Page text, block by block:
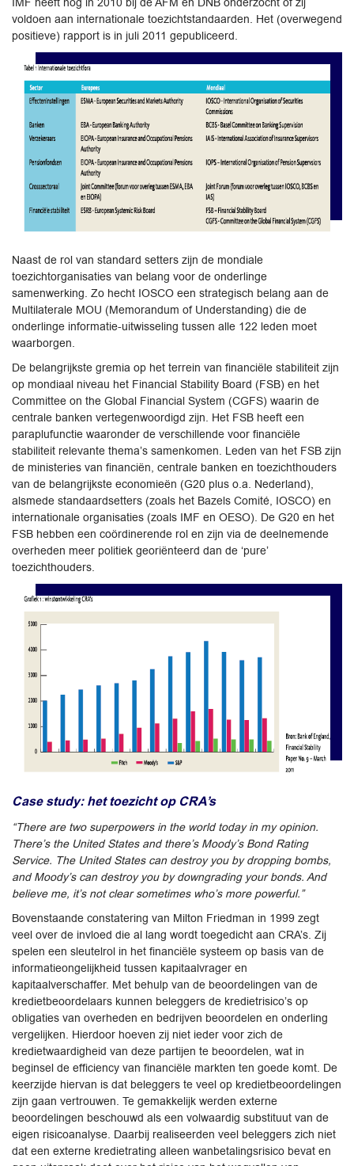
voldoen aan internationale toezichtstandaarden. Het (overwegend
positieve) rapport is in juli 2011 gepubliceerd.
Naast de rol van standard setters zijn de mondiale
toezichtorganisaties van belang voor de onderlinge
samenwerking. Zo hecht IOSCO een strategisch belang aan de
Multilaterale MOU (Memorandum of Understanding) die de
onderlinge informatie-uitwisseling tussen alle 122 leden moet
waarborgen.
De belangrijkste gremia op het terrein van financiële stabiliteit zijn
op mondiaal niveau het Financial Stability Board (FSB) en het
Committee on the Global Financial System (CGFS) waarin de
centrale banken vertegenwoordigd zijn. Het FSB heeft een
paraplufunctie waaronder de verschillende voor financiële
stabiliteit relevante thema’s samenkomen. Leden van het FSB zijn
de ministeries van financiën, centrale banken en toezichthouders
van de belangrijkste economieën (G20 plus o.a. Nederland),
alsmede standaardsetters (zoals het Bazels Comité, IOSCO) en
internationale organisaties (zoals IMF en OESO). De G20 en het
FSB hebben een coördinerende rol en zijn via de deelnemende
overheden meer politiek georiënteerd dan de ‘pure’
toezichthouders.
Case study: het toezicht op CRA’s
“There are two superpowers in the world today in my opinion.
There’s the United States and there’s Moody’s Bond Rating
Service. The United States can destroy you by dropping bombs,
and Moody’s can destroy you by downgrading your bonds. And
believe me, it’s not clear sometimes who’s more powerful.”
Bovenstaande constatering van Milton Friedman in 1999 zegt
veel over de invloed die al lang wordt toegedicht aan CRA’s. Zij
spelen een sleutelrol in het financiële systeem op basis van de
informatieongelijkheid tussen kapitaalvrager en
kapitaalverschaffer. Met behulp van de beoordelingen van de
kredietbeoordelaars kunnen beleggers de kredietrisico’s op
obligaties van overheden en bedrijven beoordelen en onderling
vergelijken. Hierdoor hoeven zij niet ieder voor zich de
kredietwaardigheid van deze partijen te beoordelen, wat in
beginsel de efficiency van financiële markten ten goede komt. De
keerzijde hiervan is dat beleggers te veel op kredietbeoordelingen
zijn gaan vertrouwen. Te gemakkelijk werden externe
beoordelingen beschouwd als een volwaardig substituut van de
eigen risicoanalyse. Daarbij realiseerden veel beleggers zich niet
dat een externe kredietrating alleen wanbetalingsrisico bevat en